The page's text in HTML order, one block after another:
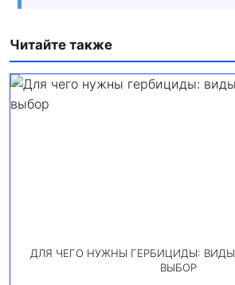
Читайте также
ДЛЯ ЧЕГО НУЖНЫ ГЕРБИЦИДЫ:
ВЫБОР